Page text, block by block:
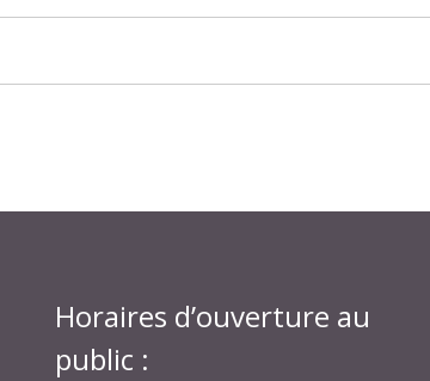
Horaires d’ouverture au
public :